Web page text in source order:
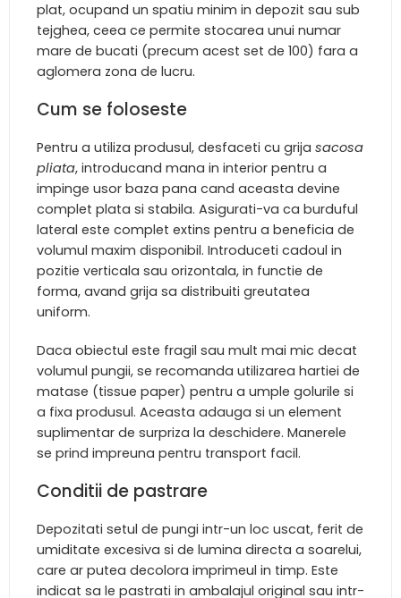
plat, ocupand un spatiu minim in depozit sau sub
tejghea, ceea ce permite stocarea unui numar
mare de bucati (precum acest set de 100) fara a
aglomera zona de lucru.
Cum se foloseste
Pentru a utiliza produsul, desfaceti cu grija sacosa
pliata, introducand mana in interior pentru a
impinge usor baza pana cand aceasta devine
complet plata si stabila. Asigurati-va ca burduful
lateral este complet extins pentru a beneficia de
volumul maxim disponibil. Introduceti cadoul in
pozitie verticala sau orizontala, in functie de
forma, avand grija sa distribuiti greutatea
uniform.
Daca obiectul este fragil sau mult mai mic decat
volumul pungii, se recomanda utilizarea hartiei de
matase (tissue paper) pentru a umple golurile si
a fixa produsul. Aceasta adauga si un element
suplimentar de surpriza la deschidere. Manerele
se prind impreuna pentru transport facil.
Conditii de pastrare
Depozitati setul de pungi intr-un loc uscat, ferit de
umiditate excesiva si de lumina directa a soarelui,
care ar putea decolora imprimeul in timp. Este
indicat sa le pastrati in ambalajul original sau intr-